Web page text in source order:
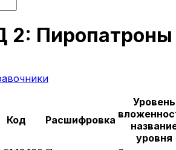
2: Пиропатроны
Код Расшифровка
Уровень
уровня